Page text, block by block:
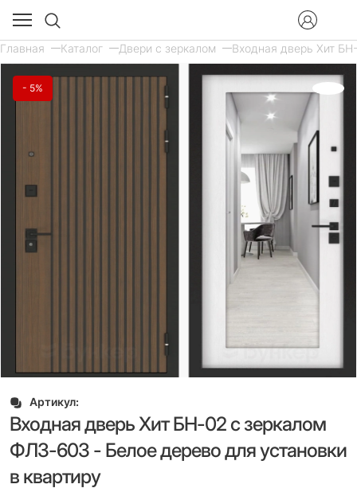
Главная Каталог Двери с зеркалом Входная дверь Хит
- 5%
Артикул:
Входная дверь Хит БН-02 с зеркалом
ФЛЗ-603 - Белое дерево для установки
в квартиру